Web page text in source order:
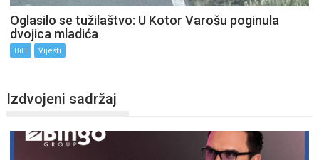
Oglasilo se tužilaštvo: U Kotor Varošu poginula
dvojica mladića
BiH Vijesti
Izdvojeni sadržaj